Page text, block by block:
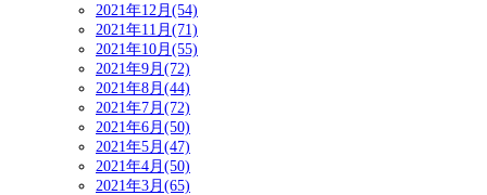
2021年12月(54)
2021年11月(71)
2021年10月(55)
2021年9月(72)
2021年8月(44)
2021年7月(72)
2021年6月(50)
2021年5月(47)
2021年4月(50)
2021年3月(65)